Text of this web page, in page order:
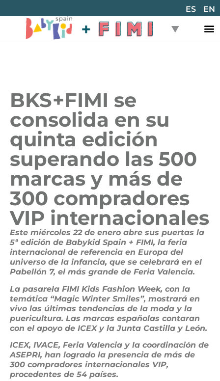
ES EN
BKS+FIMI se
consolida en su
quinta edición
superando las 500
marcas y más de
300 compradores
VIP internacionales
Este miércoles 22 de enero abre sus puertas la
5ª edición de Babykid Spain + FIMI, la feria
internacional de referencia en Europa del
universo de la infancia, que se celebrará en el
Pabellón 7, el más grande de Feria Valencia.
La pasarela FIMI Kids Fashion Week, con la
temática “Magic Winter Smiles”, mostrará en
vivo las últimas tendencias de la moda y la
puericultura. Las marcas españolas contaran
con el apoyo de ICEX y la Junta Castilla y León.
ICEX, IVACE, Feria Valencia y la coordinación de
ASEPRI, han logrado la presencia de más de
300 compradores internacionales VIP,
procedentes de 54 países.